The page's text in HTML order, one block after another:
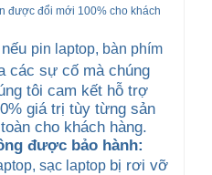
được đổi mới 100% cho khách
pin laptop, bàn phím
các sự cố mà chúng
tôi cam kết hỗ trợ
giá trị tùy từng sản
cho khách hàng.
được bảo hành:
, sạc laptop bị rơi vỡ